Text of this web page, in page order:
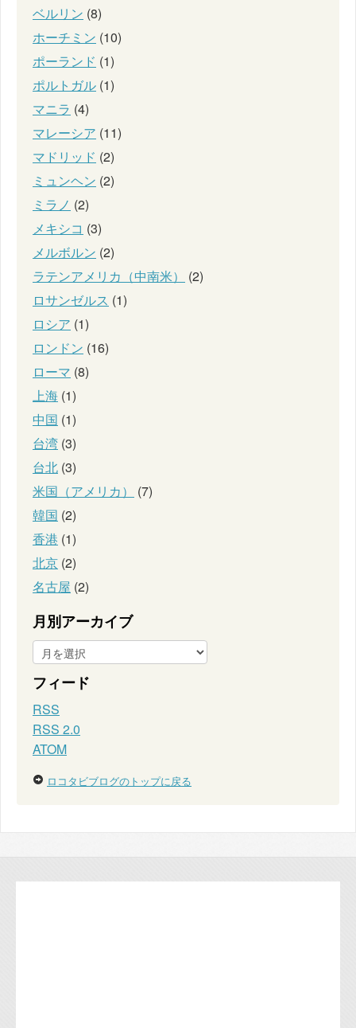
ベルリン (8)
ホーチミン (10)
ポーランド (1)
ポルトガル (1)
マニラ (4)
マレーシア (11)
マドリッド (2)
ミュンヘン (2)
ミラノ (2)
メキシコ (3)
メルボルン (2)
ラテンアメリカ（中南米）
(2)
ロサンゼルス (1)
ロシア (1)
ロンドン (16)
ローマ (8)
上海 (1)
中国 (1)
台湾 (3)
台北 (3)
米国（アメリカ）
(7)
韓国 (2)
香港 (1)
北京 (2)
名古屋 (2)
月別アーカイブ
フィード
RSS
RSS 2.0
ATOM
ロコタビブログのトップに戻る